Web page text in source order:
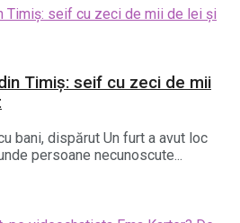
Timiș: seif cu zeci de mii
bani, dispărut Un furt a avut loc
persoane necunoscute...